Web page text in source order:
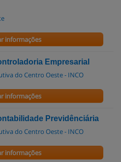
informações
Empresarial
do Centro Oeste - INCO
informações
Previdênciária
do Centro Oeste - INCO
informações